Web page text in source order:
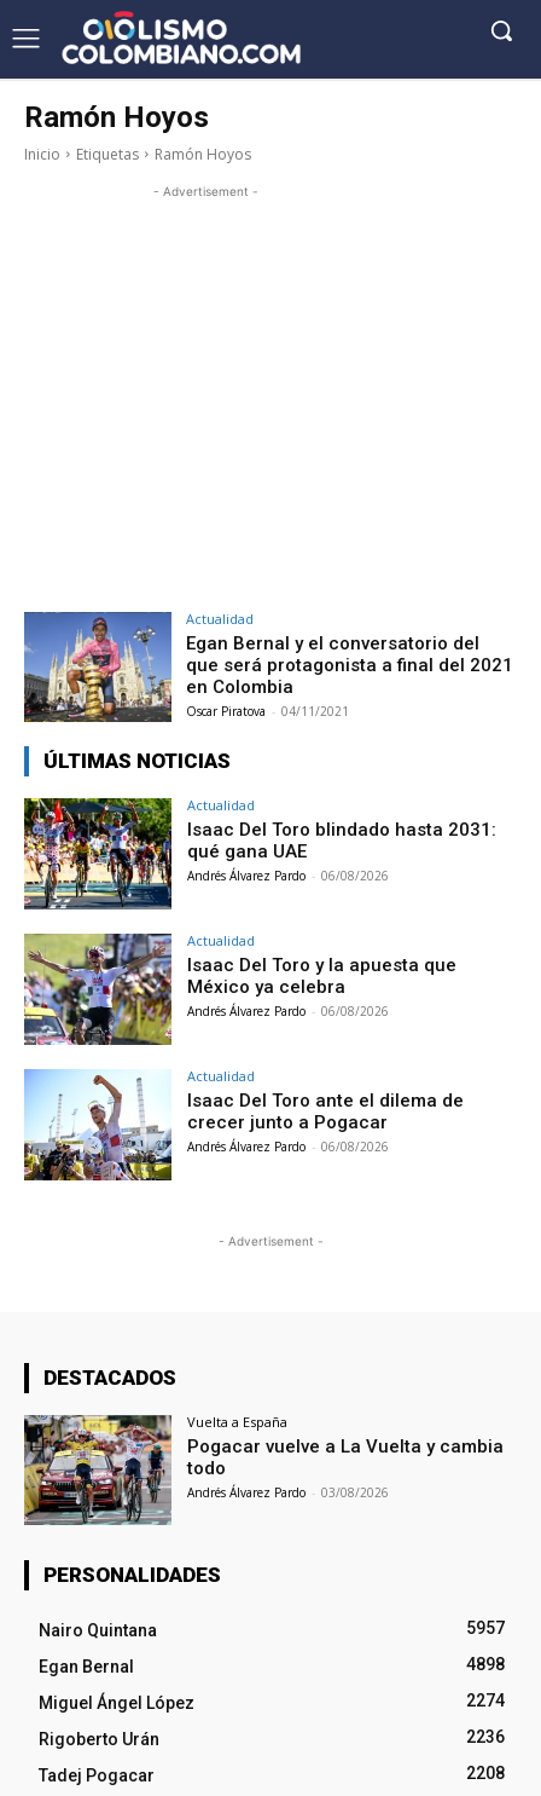
Ramón Hoyos
Inicio Etiquetas Ramón Hoyos
- Advertisement -
Actualidad
Egan Bernal y el conversatorio del
que será protagonista a final del 2021
en Colombia
Oscar Piratova - 04/11/2021
ÚLTIMAS NOTICIAS
Actualidad
Isaac Del Toro blindado hasta 2031:
qué gana UAE
Andrés Álvarez Pardo - 06/08/2026
Actualidad
Isaac Del Toro y la apuesta que
México ya celebra
Andrés Álvarez Pardo - 06/08/2026
Actualidad
Isaac Del Toro ante el dilema de
crecer junto a Pogacar
Andrés Álvarez Pardo - 06/08/2026
- Advertisement -
DESTACADOS
Vuelta a España
Pogacar vuelve a La Vuelta y cambia
todo
Andrés Álvarez Pardo - 03/08/2026
PERSONALIDADES
Nairo Quintana
5957
Egan Bernal
4898
Miguel Ángel López
2274
Rigoberto Urán
2236
Tadej Pogacar
2208